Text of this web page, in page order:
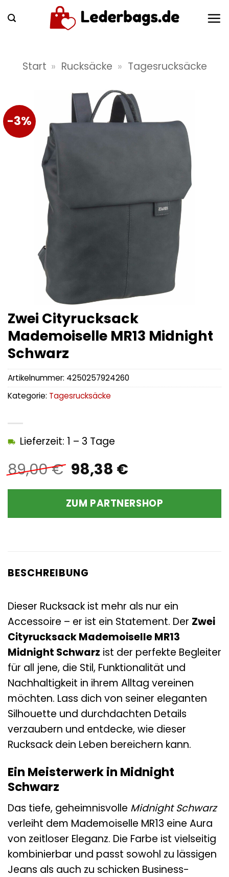
Inhalt
Start » Rucksäcke » Tagesrucksäcke
-3%
Zwei Cityrucksack
Mademoiselle MR13 Midnight
Schwarz
89,00€ Ursprünglicher
Preis
war:
89,00 €
98,38 €Aktueller
ist:
98,38 €.
Lieferzeit: 1 – 3 Tage
ZUM PARTNERSHOP
Artikelnummer: 4250257924260
Kategorie: Tagesrucksäcke
BESCHREIBUNG
Dieser Rucksack ist mehr als nur ein
Accessoire – er ist ein Statement. Der Zwei
Cityrucksack Mademoiselle MR13
Midnight Schwarz ist der perfekte Begleiter
für all jene, die Stil, Funktionalität und
Nachhaltigkeit in ihrem Alltag vereinen
möchten. Lass dich von seiner eleganten
Silhouette und durchdachten Details
verzaubern und entdecke, wie dieser
Rucksack dein Leben bereichern kann.
Ein Meisterwerk in Midnight
Schwarz
Das tiefe, geheimnisvolle Midnight Schwarz
verleiht dem Mademoiselle MR13 eine Aura
von zeitloser Eleganz. Die Farbe ist vielseitig
kombinierbar und passt sowohl zu lässigen
Jeans als auch zu schicken Business-